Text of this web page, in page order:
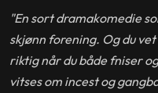
"En sort dramakomedie
skjønn forening. Og du
riktig når du både fniser
vitses om incest og